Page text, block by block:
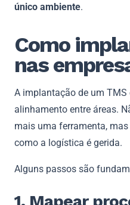
único ambiente.
Como
nas
A implantação de um
alinhamento entre áreas.
mais uma ferramenta,
como a logística é gerida.
Alguns passos são
1. Mapear